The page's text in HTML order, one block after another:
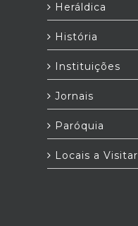
Heráldica
História
Instituições
Jornais
Paróquia
Locais a Visitar